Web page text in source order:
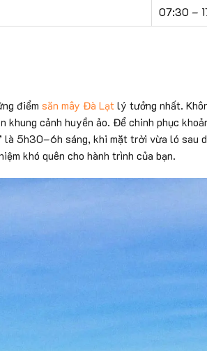
07:30 –
điểm săn mây Đà Lạt lý tưởng nhất.
cảnh huyền ảo. Để chinh phục
là 5h30–6h sáng, khi mặt trời vừa ló sau
khó quên cho hành trình của bạn.